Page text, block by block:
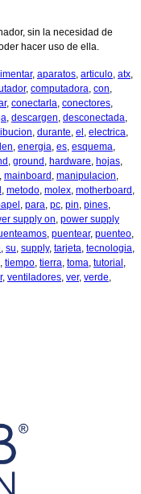
sin la necesidad de
hacer uso de ella.
, aparatos, articulo, atx,
, computadora, con,
, conectarla, conectores,
, descargen, desconectada,
, durante, el , electrica,
, energia, es, esquema,
, ground , hardware, hojas,
, mainboard , manipulacion,
, metodo, molex, motherboard ,
, para, pc, pin, pines,
supply on, power supply
, puentear, puenteo,
, su, supply, tarjeta, tecnologia,
, tiempo, tierra, toma, tutorial ,
, ventiladores, ver, verde,